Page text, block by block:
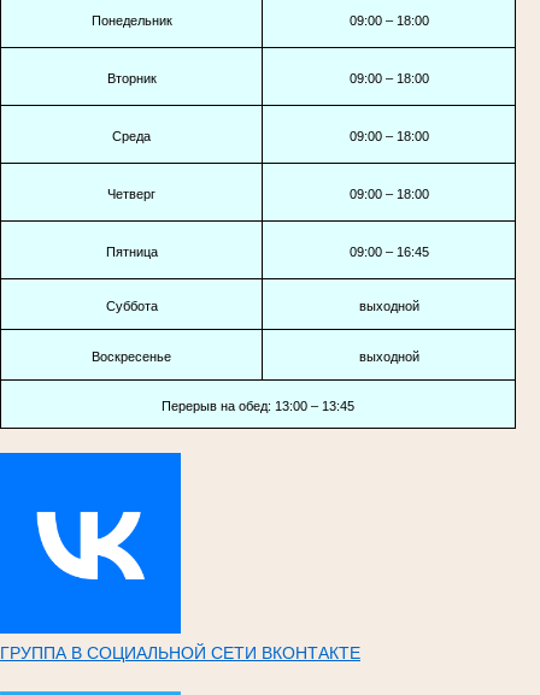
Понедельник 09:00 – 18:00
Вторник 09:00 – 18:00
Среда 09:00 – 18:00
Четверг 09:00 – 18:00
Пятница 09:00 – 16:45
Суббота выходной
Воскресенье выходной
Перерыв на обед: 13:00 – 13:45
ГРУППА В СОЦИАЛЬНОЙ СЕТИ ВКОНТАКТЕ